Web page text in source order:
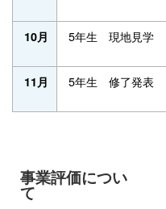
10月 5年生 現地見学
11月 5年生 修了発表
事業評価につい